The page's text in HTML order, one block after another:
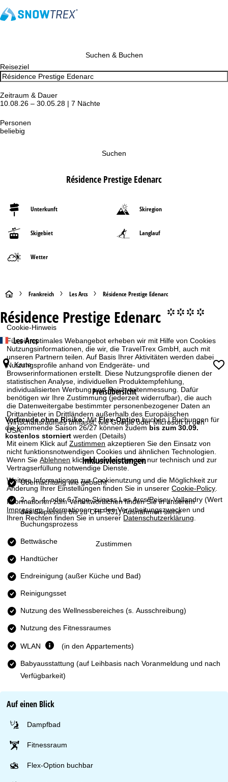
Cookie-Hinweis
Für ein optimales Webangebot erheben wir mit Hilfe von Cookies
Nutzungsinformationen, die wir, die TravelTrex GmbH, auch mit
unseren Partnern teilen. Auf Basis Ihrer Aktivitäten werden dabei
Nutzungsprofile anhand von Endgeräte- und
Browserinformationen erstellt. Diese Nutzungsprofile dienen der
statistischen Analyse, individuellen Produktempfehlung,
individualisierten Werbung und Reichweitenmessung. Dafür
benötigen wir Ihre Zustimmung (jederzeit widerrufbar), die auch
die Datenweitergabe bestimmter personenbezogener Daten an
Drittanbieter in Drittländern außerhalb des Europäischen
Wirtschaftsraumes umfasst, wie Google oder Microsoft in den
USA.
Mit einem Klick aufZustimmen akzeptieren Sie den Einsatz von
nicht funktionsnotwendigen Cookies und ähnlichen Technologien.
Wenn SieAblehnen klicken, verwenden wir nur technisch und zur
Vertragserfüllung notwendige Dienste.
Weitere Informationen zur Cookienutzung und die Möglichkeit zur
Änderung Ihrer Einstellungen finden Sie in unsererCookie-Policy.
Informationen zum Verantwortlichen finden Sie in unserem
Impressum. Informationen zu den Verarbeitungszwecken und
Ihren Rechten finden Sie in unserer Datenschutzerklärung.
Zustimmen
Suchen & Buchen
Reiseziel
Zeitraum & Dauer
10.08.26 – 30.05.28 | 7 Nächte
Personen
beliebig
Suchen
Résidence Prestige Edenarc
Unterkunft Skiregion
Skigebiet Langlauf
Wetter
S
t
r
t
s
e
i
t
e
Frankreich Les Arcs Résidence Prestige Edenarc
Résidence Prestige Edenarc °°°°
Les Arcs
Karte
Preisübersicht
Vorfreude ohne Risiko:MitFlex-Optionbuchen | Buchungen für
die kommende Saison 26/27 können zudem bis zum 30.09.
kostenlos storniert werden (Details)
Inklusivleistungen
Übernachtung wie gebucht
2-, 3-, 4- oder 6-Tage-Skipass Les Arcs/Peisey-Vallandry
des Skipasses bis zu CHF 331) Ausnahmen siehe
Buchungsprozess
Bettwäsche
Handtücher
Endreinigung (außer Küche und Bad)
Reinigungsset
Nutzung des Wellnessbereiches (s. Ausschreibung)
Nutzung des Fitnessraumes
WLAN (in den Appartements)
Babyausstattung (auf Leihbasis nach Voranmeldung und nach
Verfügbarkeit)
Auf einen Blick
Dampfbad
Fitnessraum
Flex-Option buchbar